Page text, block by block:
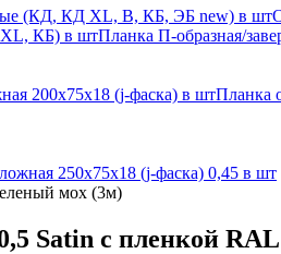
(КД, КД XL, В, КБ, ЭБ new) в шт
XL, КБ) в штПланка П-образная/
200х75х18 (j-фаска) в штПланка
250х75х18 (j-фаска) 0,45 в шт
мох (3м)
Satin с пленкой